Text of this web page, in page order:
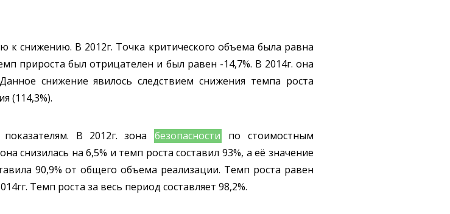
снижению. В 2012г. Точка критического объема была равна
прироста был отрицателен и был равен -14,7%. В 2014г. она
снижение явилось следствием снижения темпа роста
(114,3%).
В 2012г. зона безопасности
по стоимостным
снизилась на 6,5% и темп роста составил 93%, а её значение
90,9% от общего объема реализации. Темп роста равен
Темп роста за весь период составляет 98,2%.